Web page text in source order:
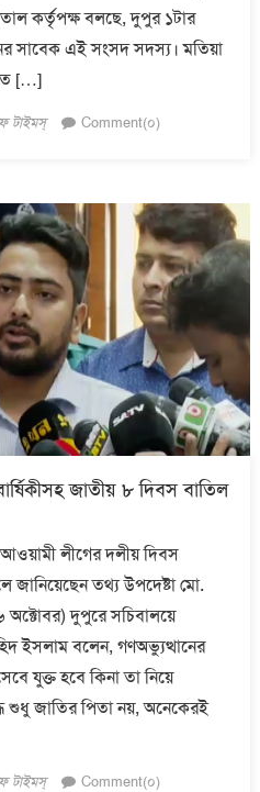
কর্তৃপক্ষ বলছে, দুপুর ১টার
সাবেক এই সংসদ সদস্য। মতিয়া
[…]
টাইমস্ Comment(০)
জাতীয় ৮ দিবস বাতিল
লীগের দলীয় দিবস
জানিয়েছেন তথ্য উপদেষ্টা মো.
দুপুরে সচিবালয়ে
ইসলাম বলেন, গণঅভ্যুত্থানের
যুক্ত হবে কিনা তা নিয়ে
শুধু জাতির পিতা নয়, অনেকেরই
টাইমস্ Comment(০)